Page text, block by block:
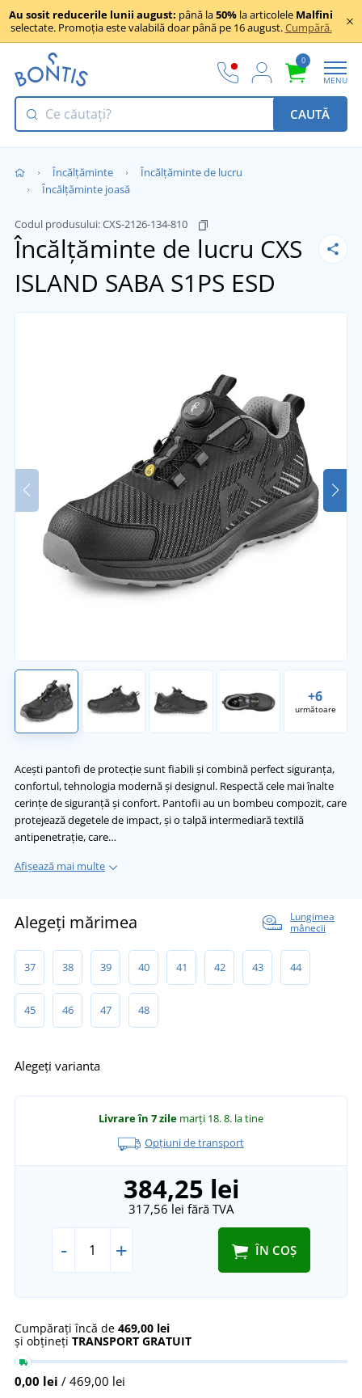
Au sosit reducerile lunii august: până la50% la articolele Malfini
selectate. Promoția este valabilă doar până pe 16 august.Cumpără.
0
MENU
CAUTĂ
Încălţăminte
Încălțăminte de lucru
Încălțăminte joasă
Codul produsului:CXS-2126-134-810
Încălțăminte de lucru CXS
ISLAND SABA S1PS ESD
+6
următoare
Acești pantofi de protecție sunt fiabili și combină perfect siguranța,
confortul, tehnologia modernă și designul. Respectă cele mai înalte
cerințe de siguranță și confort. Pantofii au un bombeu compozit, care
protejează degetele de impact, și o talpă intermediară textilă
antipenetrație, care…
Afișează mai multe
Alegeți mărimea
Lungimea
mânecii
37 38 39 40 41 42 43 44
45 46 47 48
Alegeți varianta
Livrare în 7 zile marți 18. 8. la tine
Opțiuni de transport
384,25 lei
317,56 lei fără TVA
- + ÎN COȘ
Cumpărați încă de 469,00 lei
și obțineți TRANSPORT GRATUIT
0,00 lei / 469,00 lei